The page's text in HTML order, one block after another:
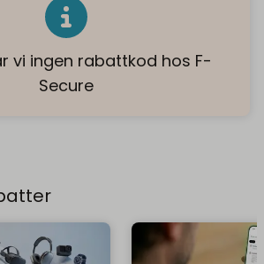
vi ingen rabattkod hos F-
Secure